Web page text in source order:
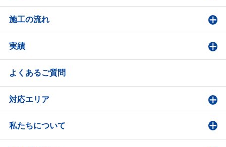
施工の流れ
実績
よくあるご質問
対応エリア
私たちについて